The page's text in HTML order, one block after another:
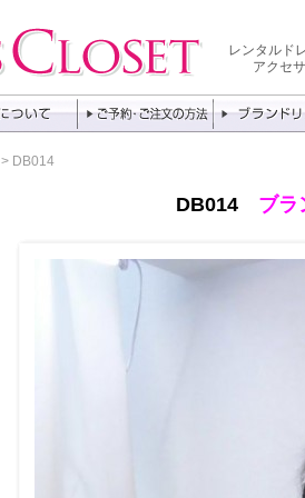
レンタルド
アクセ
> DB014
DB014 ブラ